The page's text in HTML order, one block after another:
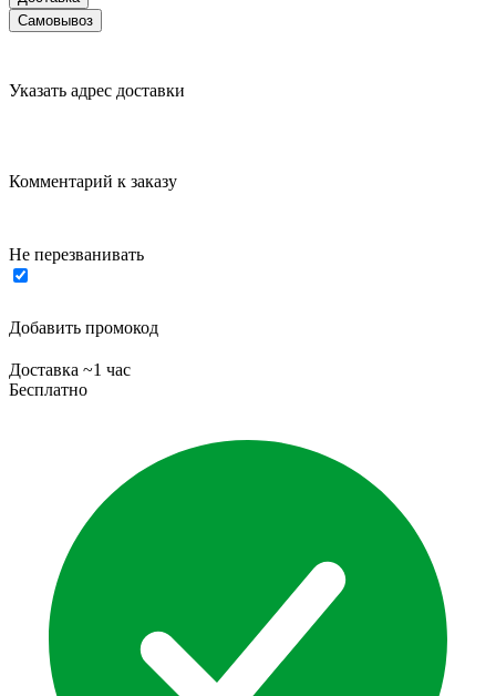
Самовывоз
Указать адрес доставки
Комментарий к заказу
Не перезванивать
Добавить промокод
Доставка ~1 час
Бесплатно